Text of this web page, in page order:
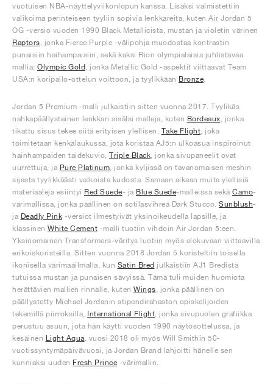
vuotuisen NBA-näyttelyviikonlopun kanssa. Lisäksi valmistettiin
valikoima perinteiseen tyyliin sopivia lenkkareita, kuten Air Jordan 5
OG -versio vuoden 1990 Black Metallicista, mustan ja violetin värinen
Raptors , jonka Fierce Purple -välipohja muodostaa kontrastin
punaisiin haihampaisiin, sekä kaksi Rion olympialaisia juhlistavaa
mallia: Olympic Gold , jonka Metallic Gold -aspektit viittaavat Team
USA:n koripallo-ottelun voittoon, ja tyylikkään Bronze
Jordan 5 Premium -malli julkaistiin sitten vuonna 2017. Tyylikäs
nahkapäällysteinen lenkkari sisälsi malleja, kuten Bordeaux , jonka
tikattu sisus tekee siitä erityisen ylellisen, Take Flight , joka
toimitetaan kenkälaukussa, jota koristaa AJ5:n ulkoasua inspiroinut
hainhampaiden taidekuvio, Triple Black , jonka sivupaneelit ovat
uurrettuja, ja Pure Platinum , jonka kyljissä on tavanomaisen meshin
sijasta tyylikkäästi valkoista kudosta. Samaan aikaan muita ylellisiä
materiaaleja esiintyi Red Suede- ja Blue Suede-malleissa sekä Camo-
värimallissa, jonka päällinen on sotilasvihreä Dark Stucco. Sunblush-
ja Deadly Pink -versiot ilmestyivät yksinoikeudella lapsille, ja
klassinen White Cement -malli tuotiin vihdoin Air Jordan 5:een.
Yksinomainen Transformers-väritys luotiin myös elokuvaan viittaavilla
erikoiskoristeilla. Sitten vuonna 2018 Jordan 5 koristeltiin toisella
ikonisella värimaailmalla, kun Satin Bred julkaistiin AJ1 Bredistä
tutuissa mustan ja punaisen sävyissä. Tämä tuli muiden huomiota
herättävien mallien rinnalle, kuten Wings , jonka päällinen on
päällystetty Michael Jordanin stipendirahaston opiskelijoiden
tekemillä piirroksilla, International Flight , jonka sivupuolen grafiikka
perustuu asuun, jota hän käytti vuoden 1990 näytösottelussa, ja
kesäinen Light Aqua . vuosi 2018 oli myös Will Smithin 50-
vuotissyntymäpäivävuosi, ja Jordan Brand lahjoitti hänelle sen
kunniaksi uuden Fresh Prince -värimallin.